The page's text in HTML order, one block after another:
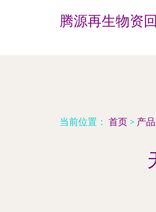
腾源再生物资
当前位置： 首页 > 产